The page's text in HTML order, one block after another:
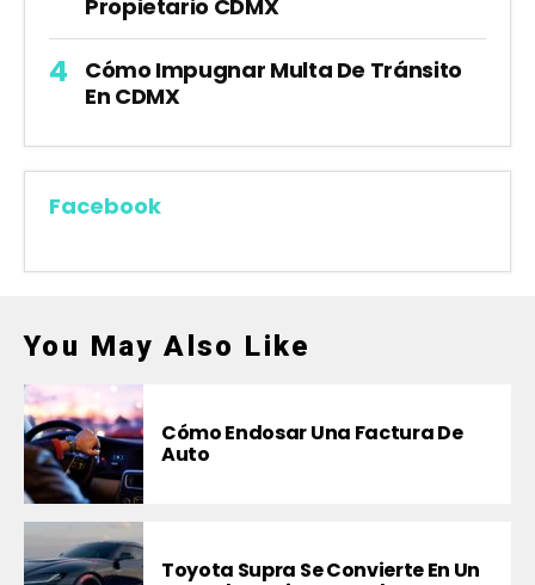
Propietario CDMX
Cómo Impugnar Multa De Tránsito
En CDMX
Facebook
You May Also Like
Cómo Endosar Una Factura De
Auto
Toyota Supra Se Convierte En Un